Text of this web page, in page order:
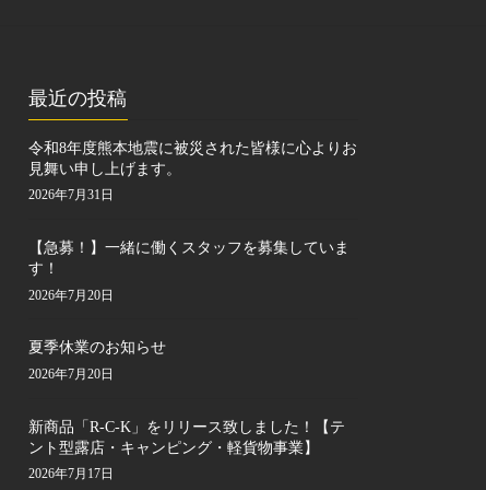
最近の投稿
令和8年度熊本地震に被災された皆様に心よりお
見舞い申し上げます。
2026年7月31日
【急募！】一緒に働くスタッフを募集していま
す！
2026年7月20日
夏季休業のお知らせ
2026年7月20日
新商品「R-C-K」をリリース致しました！【テ
ント型露店・キャンピング・軽貨物事業】
2026年7月17日